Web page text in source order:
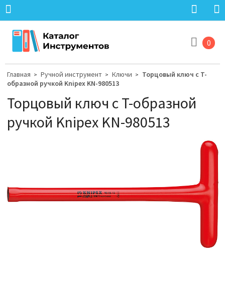
0
Главная > Ручной инструмент > Ключи > Торцовый ключ с T-
образной ручкой Knipex KN-980513
Торцовый ключ с T-образной
ручкой Knipex KN-980513